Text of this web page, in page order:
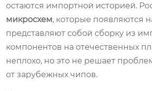
остаются импортной историей.
микросхем, которые появляются
представляют собой сборку из
компонентов на отечественных
неплохо, но это не решает
от зарубежных чипов.